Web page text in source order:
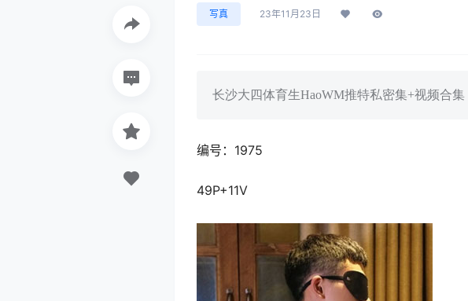
写真 23年11月23日
长沙大四体育生HaoWM推特私密集+视频合集
编号：1975
49P+11V